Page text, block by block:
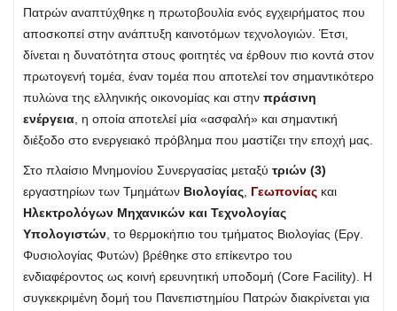
Πατρών αναπτύχθηκε η πρωτοβουλία ενός εγχειρήματος που
αποσκοπεί στην ανάπτυξη καινοτόμων τεχνολογιών. Έτσι,
δίνεται η δυνατότητα στους φοιτητές να έρθουν πιο κοντά στον
πρωτογενή τομέα, έναν τομέα που αποτελεί τον σημαντικότερο
πυλώνα της ελληνικής οικονομίας και στην πράσινη
ενέργεια , η οποία αποτελεί μία «ασφαλή» και σημαντική
διέξοδο στο ενεργειακό πρόβλημα που μαστίζει την εποχή μας.
Στο πλαίσιο Μνημονίου Συνεργασίας μεταξύ τριών (3)
εργαστηρίων των Τμημάτων Βιολογίας Γεωπονίας και
Ηλεκτρολόγων Μηχανικών και Τεχνολογίας
Υπολογιστών , το θερμοκήπιο του τμήματος Βιολογίας (Εργ.
Φυσιολογίας Φυτών) βρέθηκε στο επίκεντρο του
ενδιαφέροντος ως κοινή ερευνητική υποδομή (Core Facility). Η
συγκεκριμένη δομή του Πανεπιστημίου Πατρών διακρίνεται για